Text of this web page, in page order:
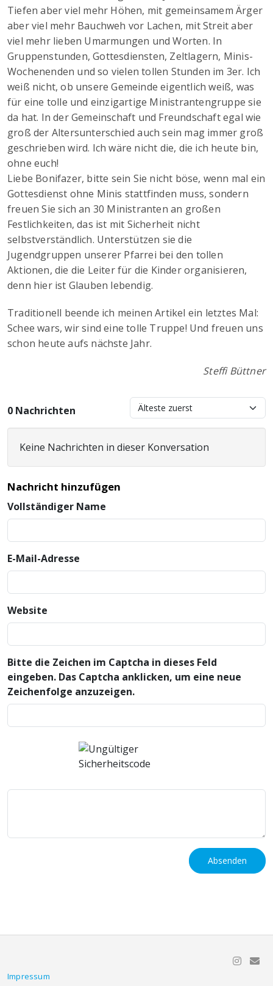
Tiefen aber viel mehr Höhen, mit gemeinsamem Ärger
aber viel mehr Bauchweh vor Lachen, mit Streit aber
viel mehr lieben Umarmungen und Worten. In
Gruppenstunden, Gottesdiensten, Zeltlagern, Minis-
Wochenenden und so vielen tollen Stunden im 3er. Ich
weiß nicht, ob unsere Gemeinde eigentlich weiß, was
für eine tolle und einzigartige Ministrantengruppe sie
da hat. In der Gemeinschaft und Freundschaft egal wie
groß der Altersunterschied auch sein mag immer groß
geschrieben wird. Ich wäre nicht die, die ich heute bin,
ohne euch!
Liebe Bonifazer, bitte sein Sie nicht böse, wenn mal ein
Gottesdienst ohne Minis stattfinden muss, sondern
freuen Sie sich an 30 Ministranten an großen
Festlichkeiten, das ist mit Sicherheit nicht
selbstverständlich. Unterstützen sie die
Jugendgruppen unserer Pfarrei bei den tollen
Aktionen, die die Leiter für die Kinder organisieren,
denn hier ist Glauben lebendig.
Traditionell beende ich meinen Artikel ein letztes Mal:
Schee wars, wir sind eine tolle Truppe! Und freuen uns
schon heute aufs nächste Jahr.
Steffi Büttner
0 Nachrichten
Keine Nachrichten in dieser Konversation
Nachricht hinzufügen
Vollständiger Name
E-Mail-Adresse
Website
Bitte die Zeichen im Captcha in dieses Feld
eingeben. Das Captcha anklicken, um eine neue
Zeichenfolge anzuzeigen.
Absenden
Impressum